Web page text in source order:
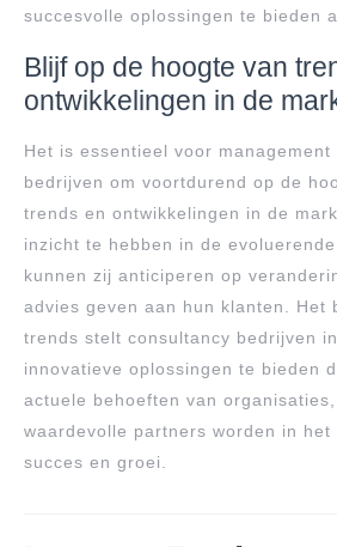
succesvolle oplossingen te bieden
Blijf op de hoogte van
ontwikkelingen in de
Het is essentieel voor management
bedrijven om voortdurend op de
trends en ontwikkelingen in de
inzicht te hebben in de
kunnen zij anticiperen op
advies geven aan hun klanten. Het
trends stelt consultancy bedrijven
innovatieve oplossingen te bieden
actuele behoeften van
waardevolle partners worden in het
succes en groei.